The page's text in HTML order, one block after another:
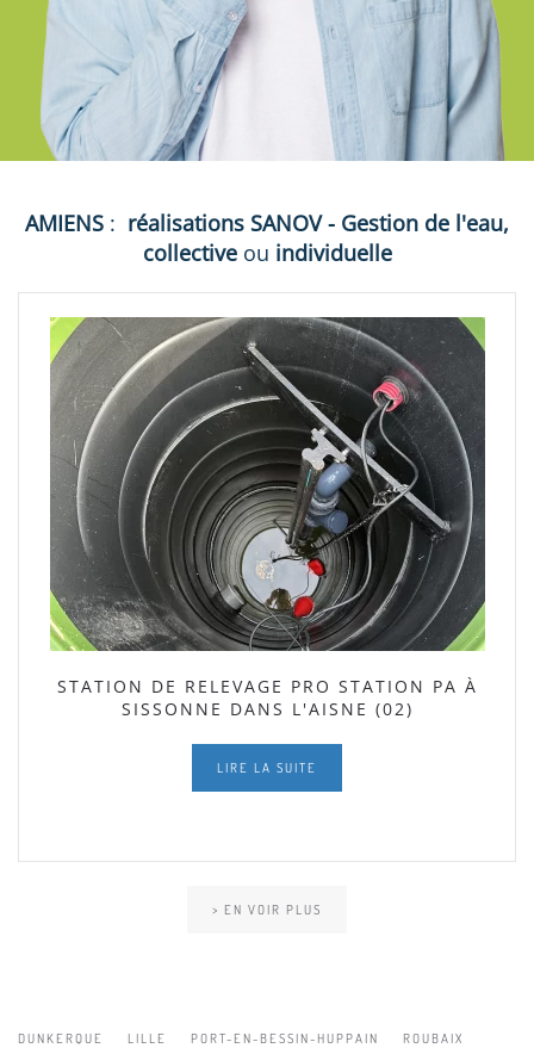
AMIENS : réalisations SANOV - Gestion de l'eau,
collective ou individuelle
STATION DE RELEVAGE PRO STATION PA À
SISSONNE DANS L'AISNE (02)
LIRE LA SUITE
> EN VOIR PLUS
DUNKERQUE LILLE PORT-EN-BESSIN-HUPPAIN
ROUBAIX